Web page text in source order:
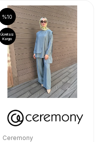
Ceremony
%10
Ücretsiz
Kargo